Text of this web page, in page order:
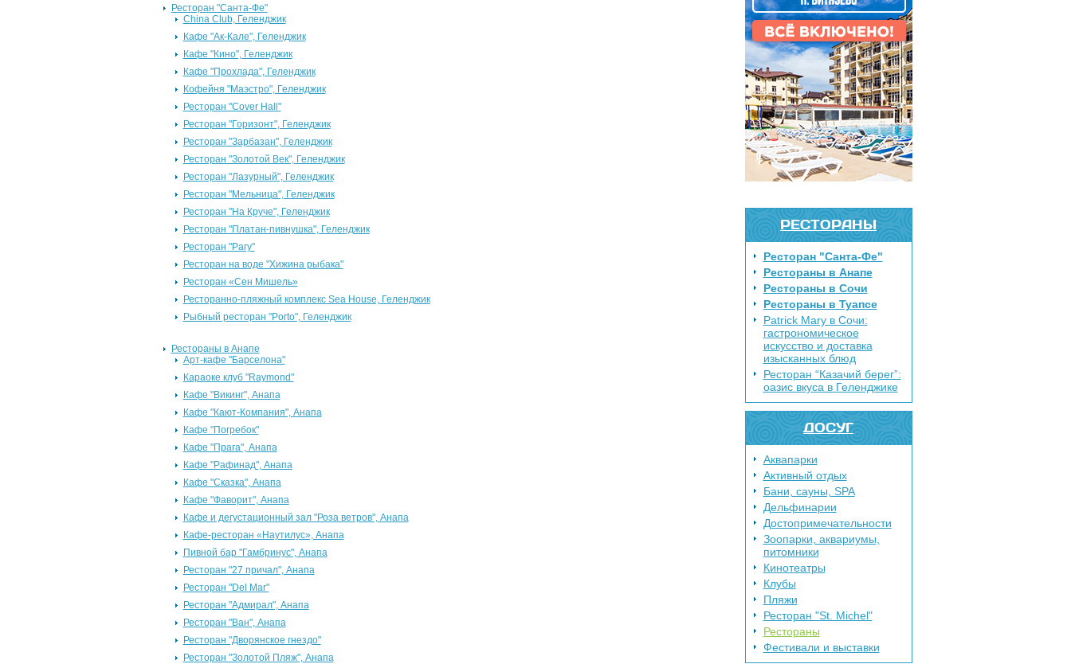
РЕСТОРАНЫ
Ресторан "Санта-Фе"
Рестораны в Анапе
Рестораны в Сочи
Рестораны в Туапсе
Patrick Mary в Сочи:
гастрономическое
искусство и доставка
изысканных блюд
Ресторан “Казачий берег”:
оазис вкуса в Геленджике
ДОСУГ
Аквапарки
Активный отдых
Бани, сауны, SPA
Дельфинарии
Достопримечательности
Зоопарки, аквариумы,
питомники
Кинотеатры
Клубы
Пляжи
Ресторан "St. Michel"
Рестораны
Фестивали и выставки
Ресторан "Санта-Фе"
China Club, Геленджик
Кафе "Ак-Кале", Геленджик
Кафе "Кино", Геленджик
Кафе "Прохлада", Геленджик
Кофейня "Маэстро", Геленджик
Ресторан "Cover Hall"
Ресторан "Горизонт", Геленджик
Ресторан "Зарбазан", Геленджик
Ресторан "Золотой Век", Геленджик
Ресторан "Лазурный", Геленджик
Ресторан "Мельница", Геленджик
Ресторан "На Круче", Геленджик
Ресторан "Платан-пивнушка", Геленджик
Ресторан "Рагу"
Ресторан на воде "Хижина рыбака"
Ресторан «Сен Мишель»
Ресторанно-пляжный комплекс Sea House, Геленджик
Рыбный ресторан "Porto", Геленджик
Рестораны в Анапе
Арт-кафе "Барселона"
Караоке клуб "Raymond"
Кафе "Викинг", Анапа
Кафе "Кают-Компания", Анапа
Кафе "Погребок"
Кафе "Прага", Анапа
Кафе "Рафинад", Анапа
Кафе "Сказка", Анапа
Кафе "Фаворит", Анапа
Кафе и дегустационный зал "Роза ветров", Анапа
Кафе-ресторан «Наутилус», Анапа
Пивной бар "Гамбринус", Анапа
Ресторан "27 причал", Анапа
Ресторан "Del Mar"
Ресторан "Адмирал", Анапа
Ресторан "Ван", Анапа
Ресторан "Дворянское гнездо"
Ресторан "Золотой Пляж", Анапа